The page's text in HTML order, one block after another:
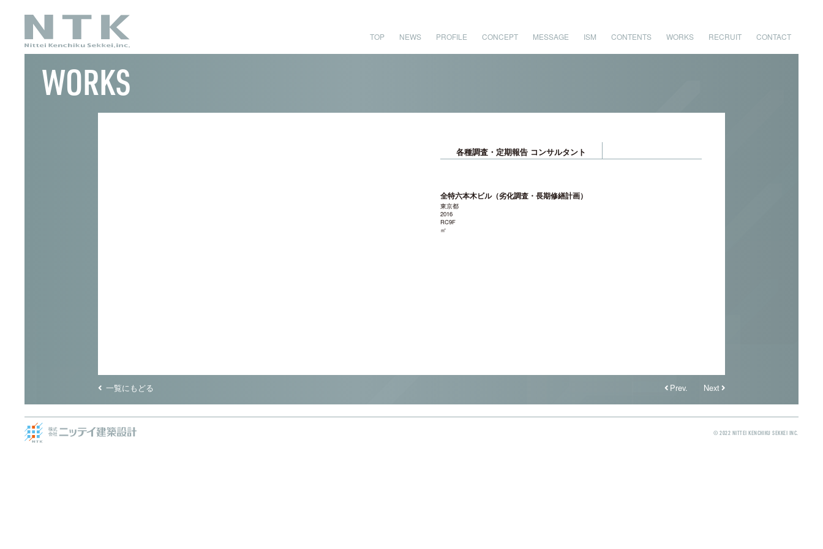
TOP NEWS PROFILE CONCEPT MESSAGE ISM CONTENTS WORKS RECRUIT CONTACT
WORKS
各種調査・定期報告 コンサルタント
全特六本木ビル（劣化調査・長期修繕計画）
東京都
2016
RC9F
㎡
一覧にもどる Prev. Next
© 2022 NITTEI KENCHIKU SEKKEI INC.